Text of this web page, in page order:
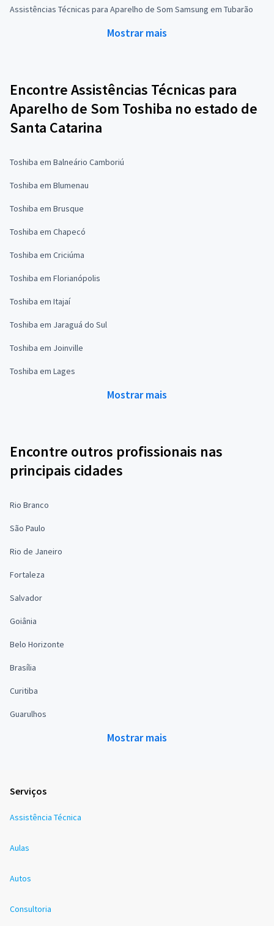
Assistências Técnicas para Aparelho de Som Samsung em Tubarão
Mostrar mais
Encontre Assistências Técnicas para
Aparelho de Som Toshiba no estado de
Santa Catarina
Toshiba em Balneário Camboriú
Toshiba em Blumenau
Toshiba em Brusque
Toshiba em Chapecó
Toshiba em Criciúma
Toshiba em Florianópolis
Toshiba em Itajaí
Toshiba em Jaraguá do Sul
Toshiba em Joinville
Toshiba em Lages
Mostrar mais
Encontre outros profissionais nas
principais cidades
Rio Branco
São Paulo
Rio de Janeiro
Fortaleza
Salvador
Goiânia
Belo Horizonte
Brasília
Curitiba
Guarulhos
Mostrar mais
Serviços
Assistência Técnica
Aulas
Autos
Consultoria